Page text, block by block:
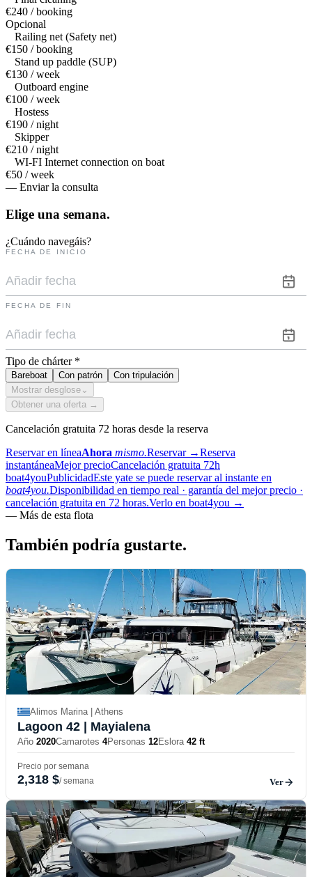
€240 / booking
Opcional
Railing net (Safety net)
€150 / booking
Stand up paddle (SUP)
€130 / week
Outboard engine
€100 / week
Hostess
€190 / night
Skipper
€210 / night
WI-FI Internet connection on boat
€50 / week
— Enviar la consulta
Elige una semana.
¿Cuándo navegáis?
FECHA DE INICIO
FECHA DE FIN
Tipo de chárter *
Bareboat Con patrón
Con tripulación
Mostrar desglose ⌄
Obtener una oferta →
Cancelación gratuita 72 horas desde la reserva
Reservar en líneaAhora mismo.Reservar →Reserva
instantáneaMejor precioCancelación gratuita 72h
boat4youPublicidadEste yate se puede reservar al instante en
boat4you.Disponibilidad en tiempo real · garantía del mejor precio ·
cancelación gratuita en 72 horas.Verlo en boat4you →
— Más de esta flota
También podría gustarte.
Alimos Marina | Athens
Lagoon 42 | Mayialena
Año 2020Camarotes 4Personas 12Eslora 42 ft
Precio por semana
2,318 $/ semana Ver